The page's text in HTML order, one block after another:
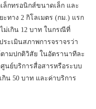
ล็กทรอนิกส์ขนาดเล็ก และ
ทาง 2 กิโลเมตร (กม.) แรก
ม่เกิน 12 บาท ในกรณีที่
ะเมินสภาพการจราจรว่า
ามปกติวิสัย ในอัตรานาทีละ
นย์บริการสื่อสารหรือระบบ
น 50 บาท และค่าบริการ